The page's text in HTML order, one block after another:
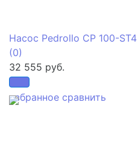
избранное сравнить
Насос Pedrollo CP 100-ST4
(0)
32 555 руб.